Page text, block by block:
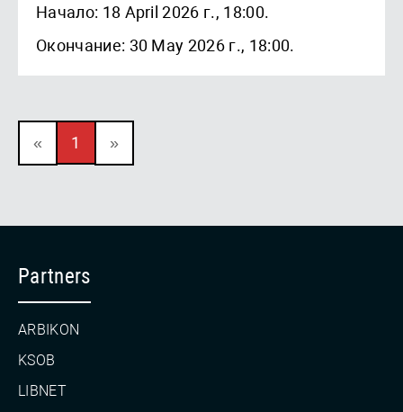
Начало: 18 April 2026 г., 18:00.
Окончание: 30 May 2026 г., 18:00.
« 1 »
Partners
ARBIKON
KSOB
LIBNET